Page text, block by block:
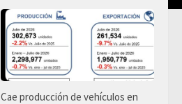
Cae producción de vehículos en